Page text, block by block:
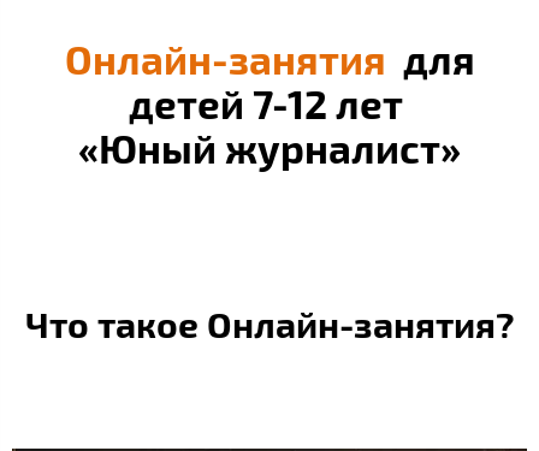
Онлайн-занятия для
детей 7-12 лет
«Юный журналист»
Что такое Онлайн-занятия?